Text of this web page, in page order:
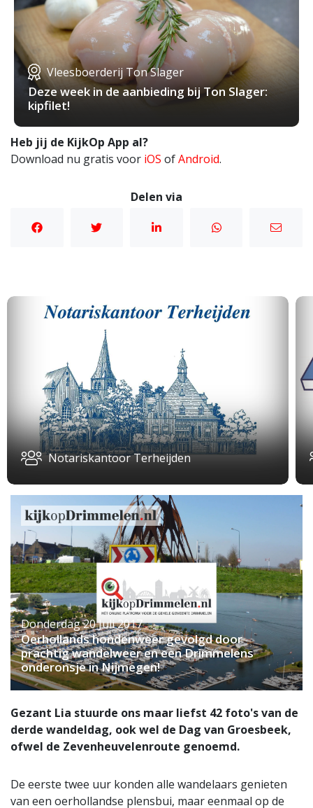
Vleesboerderij Ton Slager
Deze week in de aanbieding bij Ton Slager:
kipfilet!
Heb jij de KijkOp App al?
Download nu gratis voor iOS ofAndroid.
Delen via
Notariskantoor Terheijden
Donderdag 20 Juli 2017
Oerhollands hondenweer gevolgd door
prachtig wandelweer en een Drimmelens
onderonsje in Nijmegen!
Gezant Lia stuurde ons maar liefst 42 foto's van de
derde wandeldag, ook wel de Dag van Groesbeek,
ofwel de Zevenheuvelenroute genoemd.
De eerste twee uur konden alle wandelaars genieten
van een oerhollandse plensbui, maar eenmaal op de